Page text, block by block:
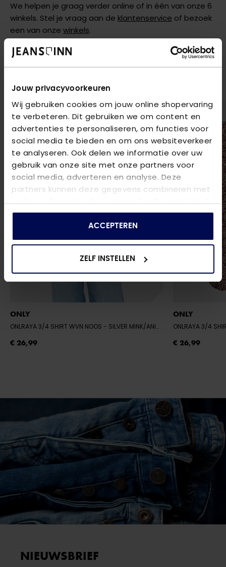
Jouw privacyvoorkeuren
Wij gebruiken cookies om jouw online shopervaring
te verbeteren. Dit gebruiken we om content en
advertenties te personaliseren, om functies voor
social media te bieden en om ons websiteverkeer
te analyseren. Ook delen we informatie over uw
gebruik van onze site met onze partners voor
social media, adverteren en analyse. Deze
partners kunnen deze gegevens combineren met
andere informatie die u aan ze heeft verstrekt of
die ze hebben verzameld op basis van uw gebruik
ACCEPTEREN
ZELF INSTELLEN
We helpen je graag verder online of in één van onze 6
winkels. Stel je vraag aan de klantenservice of bezoek
een van onze winkels.
AANBEVOLEN VOOR JOU
ONLY
ONLRAYA 3/4 SHIRT WVN NOOS - SILVER MINK/ANIMAL
€ 26,99
ONLY
ONLRAYA 3/4
€ 26,99
NIEUWSBRIEF